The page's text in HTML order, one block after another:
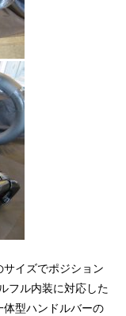
イズでポジション
フル内装に対応した
型ハンドルバーの